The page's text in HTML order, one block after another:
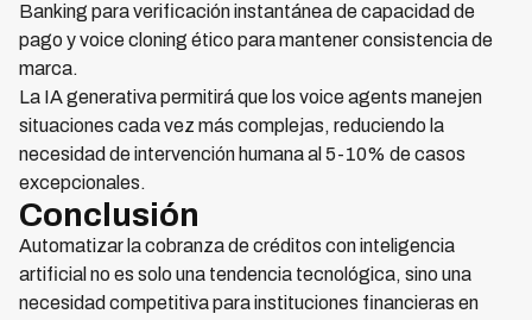
Banking para verificación instantánea de capacidad de
pago y voice cloning ético para mantener consistencia de
marca.
La IA generativa permitirá que los voice agents manejen
situaciones cada vez más complejas, reduciendo la
necesidad de intervención humana al 5-10% de casos
excepcionales.
Conclusión
Automatizar la cobranza de créditos con inteligencia
artificial no es solo una tendencia tecnológica, sino una
necesidad competitiva para instituciones financieras en